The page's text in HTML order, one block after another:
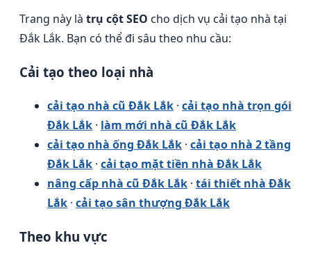
Trang này là trụ cột SEO cho dịch vụ cải tạo nhà tại
Đắk Lắk. Bạn có thể đi sâu theo nhu cầu:
Cải tạo theo loại nhà
cải tạo nhà cũ Đắk Lắk · cải tạo nhà trọn gói
Đắk Lắk · làm mới nhà cũ Đắk Lắk
cải tạo nhà ống Đắk Lắk · cải tạo nhà 2 tầng
Đắk Lắk · cải tạo mặt tiền nhà Đắk Lắk
nâng cấp nhà cũ Đắk Lắk · tái thiết nhà Đắk
Lắk · cải tạo sân thượng Đắk Lắk
Theo khu vực